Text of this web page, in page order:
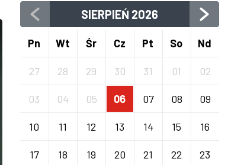
SIERPIEŃ 2026
Pn Wt Śr Cz Pt So Nd
27 28 29 30 31 01 02
03 04 05 06 07 08 09
10 11 12 13 14 15 16
17 18 19 20 21 22 23